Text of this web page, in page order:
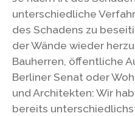
unterschiedliche
des Schadens zu
der Wände wieder
Bauherren, öffentliche
Berliner Senat oder
und Architekten: Wir
bereits